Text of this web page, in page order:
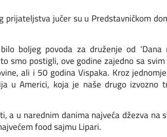
jučer su u Predstavničkom
boljeg povoda za druženje od
smo postigli, ove godine zajedno sa
ali i 50 godina Vispaka. Kroz
u Americi, koja je naše drugo izvozno
a u narednim danima najveća džezva na
food sajmu Lipari.